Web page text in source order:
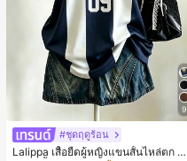
9
#ชุดฤดูร้อน
Lalippa เสื้อยืดผู้หญิงแขนสั้นไหล่ตก ค